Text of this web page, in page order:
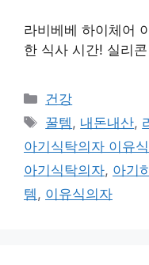
라비베베 하이체어
한 식사 시간! 실리
카
테
리
건강
태
그
꿀템, 내돈내산,
아기식탁의자 이유
아기식탁의자, 아기
템, 이유식의자